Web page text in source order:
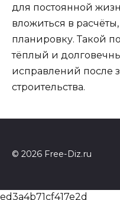
для постоянной
вложиться в
планировку. Такой
тёплый и
исправлений после
строительства.
© 2026 Free-Diz.ru
ed3a4b71cf417e2d